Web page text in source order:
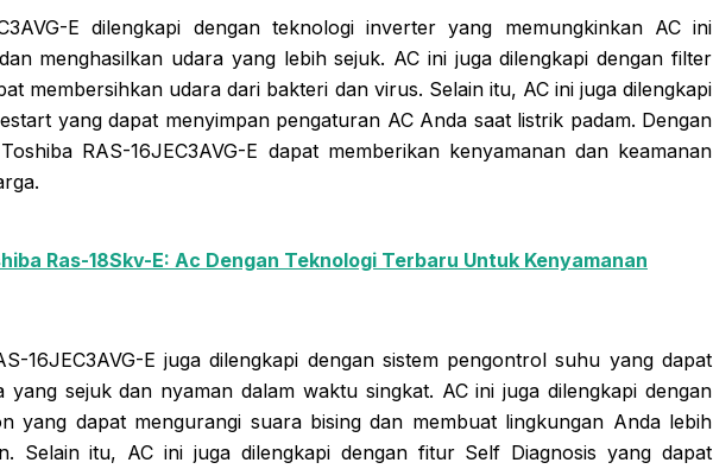
E dilengkapi dengan teknologi inverter yang memungkinkan AC ini
menghasilkan udara yang lebih sejuk. AC ini juga dilengkapi dengan filter
membersihkan udara dari bakteri dan virus. Selain itu, AC ini juga dilengkapi
yang dapat menyimpan pengaturan AC Anda saat listrik padam. Dengan
RAS-16JEC3AVG-E dapat memberikan kenyamanan dan keamanan
Ras-18Skv-E: Ac Dengan Teknologi Terbaru Untuk Kenyamanan
16JEC3AVG-E juga dilengkapi dengan sistem pengontrol suhu yang dapat
yang sejuk dan nyaman dalam waktu singkat. AC ini juga dilengkapi dengan
yang dapat mengurangi suara bising dan membuat lingkungan Anda lebih
Selain itu, AC ini juga dilengkapi dengan fitur Self Diagnosis yang dapat